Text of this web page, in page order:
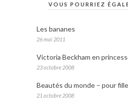
VOUS POURRIEZ
Les bananes
26 mai 2011
Victoria Beckham en
23 octobre 2008
Beautés du monde – pour
21 octobre 2008